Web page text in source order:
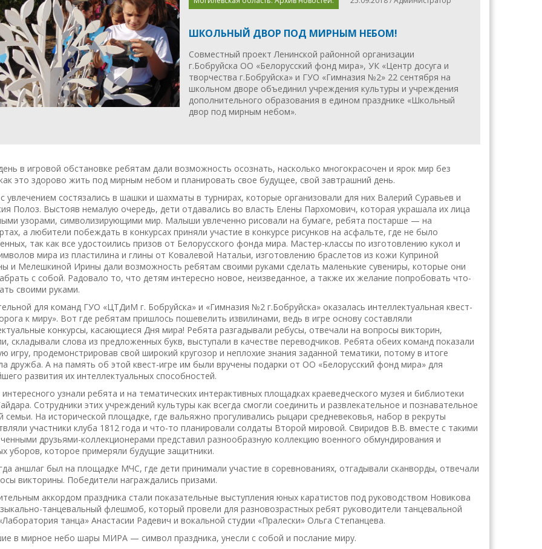
ШКОЛЬНЫЙ ДВОР ПОД МИРНЫМ НЕБОМ!
Совместный проект Ленинской районной организации
г.Бобруйска ОО «Белорусский фонд мира», УК «Центр досуга и
творчества г.Бобруйска» и ГУО «Гимназия №2» 22 сентября на
школьном дворе объединил учреждения культуры и учреждения
дополнительного образования в едином празднике «Школьный
двор под мирным небом».
в игровой обстановке ребятам дали возможность осознать, насколько многокрасочен и ярок мир без
это здорово жить под мирным небом и планировать свое будущее, свой завтрашний день.
увлечением состязались в шашки и шахматы в турнирах, которые организовали для них Валерий Суравьев и
Полоз. Выстояв немалую очередь, дети отдавались во власть Елены Пархомович, которая украшала их лица
узорами, символизирующими мир. Малыши увлеченно рисовали на бумаге, ребята постарше — на
а любители побеждать в конкурсах приняли участие в конкурсе рисунков на асфальте, где не было
так как все удостоились призов от Белорусского фонда мира. Мастер-классы по изготовлению кукол и
мира из пластилина и глины от Ковалевой Натальи, изготовлению браслетов из кожи Куприной
и Мелешкиной Ирины дали возможность ребятам своими руками сделать маленькие сувениры, которые они
с собой. Радовало то, что детям интересно новое, неизведанное, а также их желание попробовать что-
своими руками.
для команд ГУО «ЦТДиМ г. Бобруйска» и «Гимназия №2 г.Бобруйска» оказалась интеллектуальная квест-
к миру». Вот где ребятам пришлось пошевелить извилинами, ведь в игре основу составляли
конкурсы, касающиеся Дня мира! Ребята разгадывали ребусы, отвечали на вопросы викторин,
складывали слова из предложенных букв, выступали в качестве переводчиков. Ребята обеих команд показали
игру, продемонстрировав свой широкий кругозор и неплохие знания заданной тематики, потому в итоге
дружба. А на память об этой квест-игре им были вручены подарки от ОО «Белорусский фонд мира» для
развития их интеллектуальных способностей.
узнали ребята и на тематических интерактивных площадках краеведческого музея и библиотеки
Сотрудники этих учреждений культуры как всегда смогли соединить и развлекательное и познавательное
семьи. На исторической площадке, где вальяжно прогуливались рыцари средневековья, набор в рекруты
участники клуба 1812 года и что-то планировали солдаты Второй мировой. Свиридов В.В. вместе с такими
друзьями-коллекционерами представил разнообразную коллекцию военного обмундирования и
уборов, которое примеряли будущие защитники.
аншлаг был на площадке МЧС, где дети принимали участие в соревнованиях, отгадывали сканворды, отвечали
викторины. Победители награждались призами.
аккордом праздника стали показательные выступления юных каратистов под руководством Новикова
танцевальный флешмоб, который провели для разновозрастных ребят руководители танцевальной
танца» Анастасии Радевич и вокальной студии «Пралески» Ольга Степанцева.
в мирное небо шары МИРА — символ праздника, унесли с собой и послание миру.